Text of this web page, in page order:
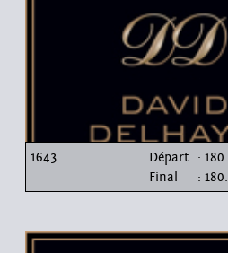
1643 Départ :
Final
: